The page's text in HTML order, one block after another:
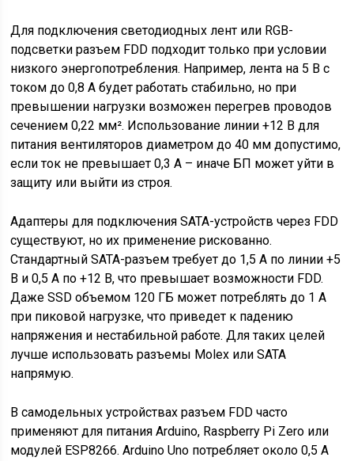
Для подключения светодиодных лент или RGB-
подсветки разъем FDD подходит только при условии
низкого энергопотребления. Например, лента на 5 В с
током до 0,8 А будет работать стабильно, но при
превышении нагрузки возможен перегрев проводов
сечением 0,22 мм². Использование линии +12 В для
питания вентиляторов диаметром до 40 мм допустимо,
если ток не превышает 0,3 А – иначе БП может уйти в
защиту или выйти из строя.
Адаптеры для подключения SATA-устройств через FDD
существуют, но их применение рискованно.
Стандартный SATA-разъем требует до 1,5 А по линии +5
В и 0,5 А по +12 В, что превышает возможности FDD.
Даже SSD объемом 120 ГБ может потреблять до 1 А
при пиковой нагрузке, что приведет к падению
напряжения и нестабильной работе. Для таких целей
лучше использовать разъемы Molex или SATA
напрямую.
В самодельных устройствах разъем FDD часто
применяют для питания Arduino, Raspberry Pi Zero или
модулей ESP8266. Arduino Uno потребляет около 0,5 А